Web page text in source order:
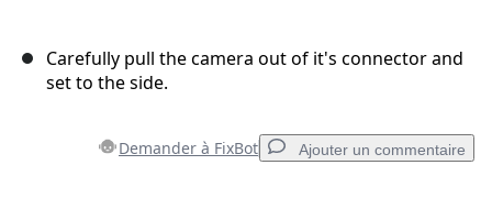
Carefully pull the camera out of it's connector and
set to the side.
Demander à FixBot Ajouter un commentaire